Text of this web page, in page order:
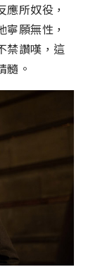
所奴役，
願無性，
禁讚嘆，這
髓。